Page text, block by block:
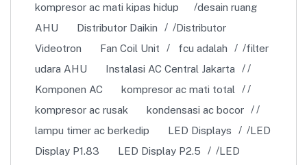
kompresor ac mati kipas hidup
desain ruang
AHU
Distributor Daikin
Distributor
Videotron
Fan Coil Unit fcu adalah
filter
udara AHU
Instalasi AC Central Jakarta
Komponen AC
kompresor ac mati total
kompresor ac rusak
kondensasi ac bocor
lampu timer ac berkedip
LED Displays
LED
Display P1.83
LED Display P2.5
LED